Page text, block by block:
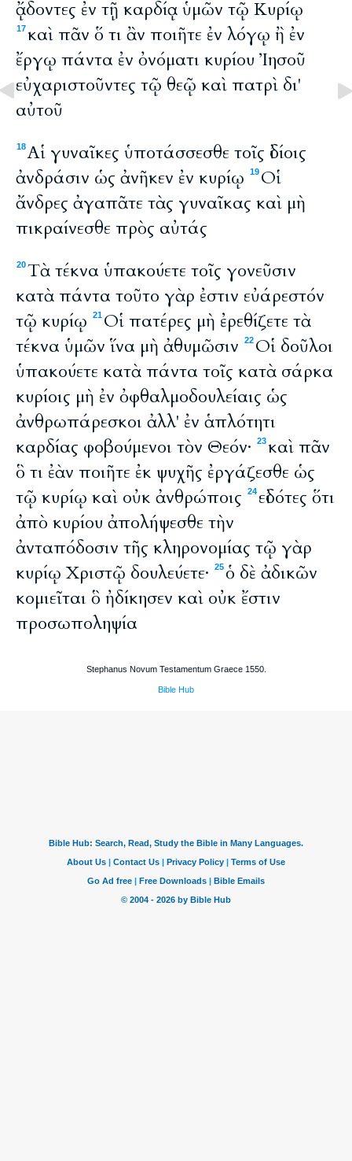
ᾄδοντες ἐν τῇ καρδίᾳ ὑμῶν τῷ Κυρίῳ
17καὶ πᾶν ὅ τι ἂν ποιῆτε ἐν λόγῳ ἢ ἐν
ἔργῳ πάντα ἐν ὀνόματι κυρίου Ἰησοῦ
εὐχαριστοῦντες τῷ θεῷ καὶ πατρὶ δι'
αὐτοῦ
18Αἱ γυναῖκες ὑποτάσσεσθε τοῖς ἰδίοις
ἀνδράσιν ὡς ἀνῆκεν ἐν κυρίῳ
19 Οἱ
ἄνδρες ἀγαπᾶτε τὰς γυναῖκας καὶ μὴ
πικραίνεσθε πρὸς αὐτάς
20Τὰ τέκνα ὑπακούετε τοῖς γονεῦσιν
κατὰ πάντα τοῦτο γὰρ ἐστιν εὐάρεστόν
τῷ κυρίῳ
21 Οἱ πατέρες μὴ ἐρεθίζετε τὰ
τέκνα ὑμῶν ἵνα μὴ ἀθυμῶσιν
22 Οἱ δοῦλοι
ὑπακούετε κατὰ πάντα τοῖς κατὰ σάρκα
κυρίοις μὴ ἐν ὀφθαλμοδουλείαις ὡς
ἀνθρωπάρεσκοι ἀλλ' ἐν ἁπλότητι
καρδίας φοβούμενοι τὸν Θεόν·
23καὶ πᾶν
ὃ τι ἐὰν ποιῆτε ἐκ ψυχῆς ἐργάζεσθε ὡς
τῷ κυρίῳ καὶ οὐκ ἀνθρώποις
24 εἰδότες ὅτι
ἀπὸ κυρίου ἀπολήψεσθε τὴν
ἀνταπόδοσιν τῆς κληρονομίας τῷ γὰρ
κυρίῳ Χριστῷ δουλεύετε·
25ὁ δὲ ἀδικῶν
κομιεῖται ὃ ἠδίκησεν καὶ οὐκ ἔστιν
προσωποληψία
Stephanus Novum Testamentum Graece 1550.
Bible Hub